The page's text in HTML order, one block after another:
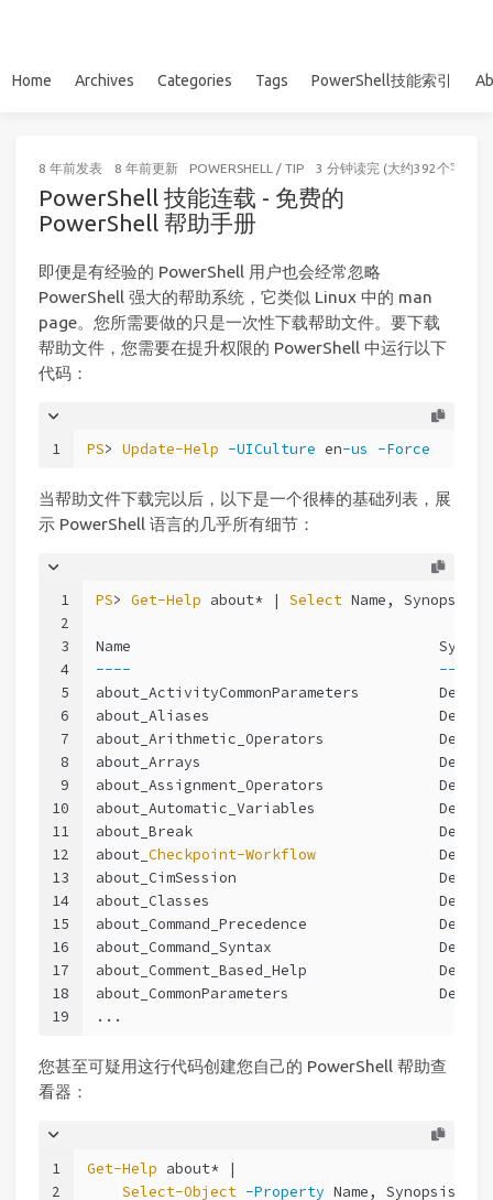
Home Archives Categories Tags PowerShell技能索引
8 年前发表 8 年前更新 POWERSHELL / TIP 3 分钟读完 (大约392个字)
PowerShell 技能连载 - 免费的
PowerShell 帮助手册
即便是有经验的 PowerShell 用户也会经常忽略
PowerShell 强大的帮助系统，它类似 Linux 中的 man
page。您所需要做的只是一次性下载帮助文件。要下载
帮助文件，您需要在提升权限的 PowerShell 中运行以下
代码：
1 PS> Update-Help -UICulture en-us -Force
当帮助文件下载完以后，以下是一个很棒的基础列表，展
示 PowerShell 语言的几乎所有细节：
1
2
3
4
5
6
7
8
9
10
11
12
13
14
15
16
17
18
19
PS> Get-Help about* | Select Name, Synopsis
Name
----
about_ActivityCommonParameters
about_Aliases
about_Arithmetic_Operators
about_Arrays
about_Assignment_Operators
about_Automatic_Variables
about_Break
about_ Checkpoint-Workflow
about_CimSession
about_Classes
about_Command_Precedence
about_Command_Syntax
about_Comment_Based_Help
about_CommonParameters
...
您甚至可疑用这行代码创建您自己的 PowerShell 帮助查
看器：
1
2
Get-Help about* |
Select-Object -Property Name, Synopsis |